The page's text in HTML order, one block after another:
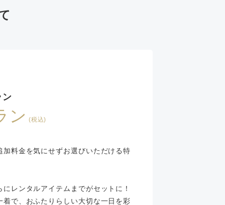
ン
ン (税込)
料金を気にせずお選びいただける特
レンタルアイテムまでがセットに！
で、おふたりらしい大切な一日を彩